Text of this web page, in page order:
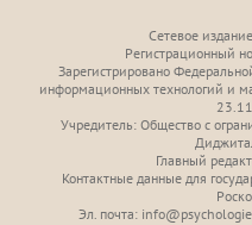
Сетевое
Регистрационный
Зарегистрировано
информационных технологий и
Учредитель: Общество с
Главный
Контактные данные для
Эл. почта: